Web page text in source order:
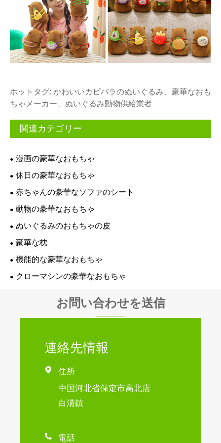
ホットタグ: かわいいカピバラのぬいぐるみ、豪華なおも
ちゃメーカー、ぬいぐるみ動物供給業者
関連カテゴリー
漫画の豪華なおもちゃ
休日の豪華なおもちゃ
赤ちゃんの豪華なソファのシート
動物の豪華なおもちゃ
ぬいぐるみのおもちゃの皮
豪華な枕
機能的な豪華なおもちゃ
クローマシンの豪華なおもちゃ
お問い合わせを送信
連絡先情報

住所
中国河北省保定市高北店
白溝鎮
 電話